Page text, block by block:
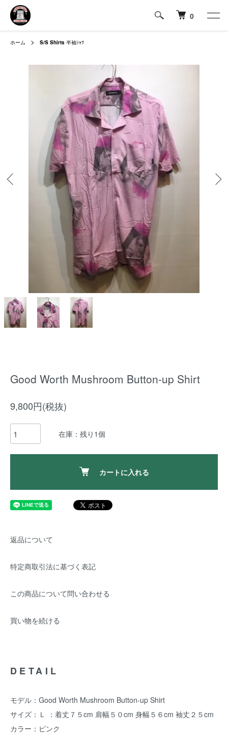
0
ホーム S/S Shirts 半袖ｼｬﾂ
Good Worth Mushroom Button-up Shirt
9,800円(税抜)
在庫：残り1個
カートに入れる
返品について
特定商取引法に基づく表記
この商品について問い合わせる
買い物を続ける
DETAIL
モデル：Good Worth Mushroom Button-up Shirt
サイズ：Ｌ ：着丈７５cm 肩幅５０cm 身幅５６cm 袖丈２５cm
カラー：ピンク